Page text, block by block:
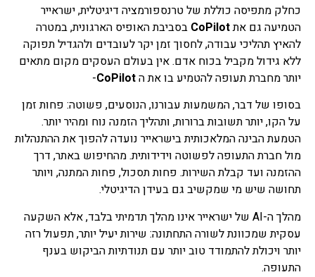
כחלק מתפיסה כוללת של טרנספורמציה דיגיטלית, ישראייר
הטמיעה גם אתCoPilot בסביבת האופיס הארגונית, במטרה
להאיץ תהליכי עבודה, לחסוך זמן יקר לעובדים ולהגדיל תפוקה
ללא גידול מקביל בכוח אדם. אין בעולם העסקים מקום מתאים
יותר מחברת תעופה להטמיע בו את הCoPilot
-
בסופו של דבר, המשמעות עבורנו, הנוסעים, פשוטה: פחות זמן
על הקו, יותר תשובות ברורות, ותהליך הזמנה נוח ומהיר יותר.
הטמעת הבינה המלאכותית בישראייר נועדה להפוך את ההתנהלות
מול חברת התעופה לפשוטה וידידותית. מהחיפוש באתר, דרך
ההזמנה ועד קבלת השירות. פחות תסכול, פחות המתנה, ויותר
תחושה שיש מי שמקשיב גם בעידן הדיגיטלי.
מהלך ה-AI של ישראייר אינו מהלך תדמיתי בלבד, אלא השקעה
עסקית שמכוונת לשורה התחתונה: שירות יעיל יותר, תפעול רזה
יותר ויכולת להתמודד טוב יותר עם תנודתיות הביקוש בענף
התעופה.